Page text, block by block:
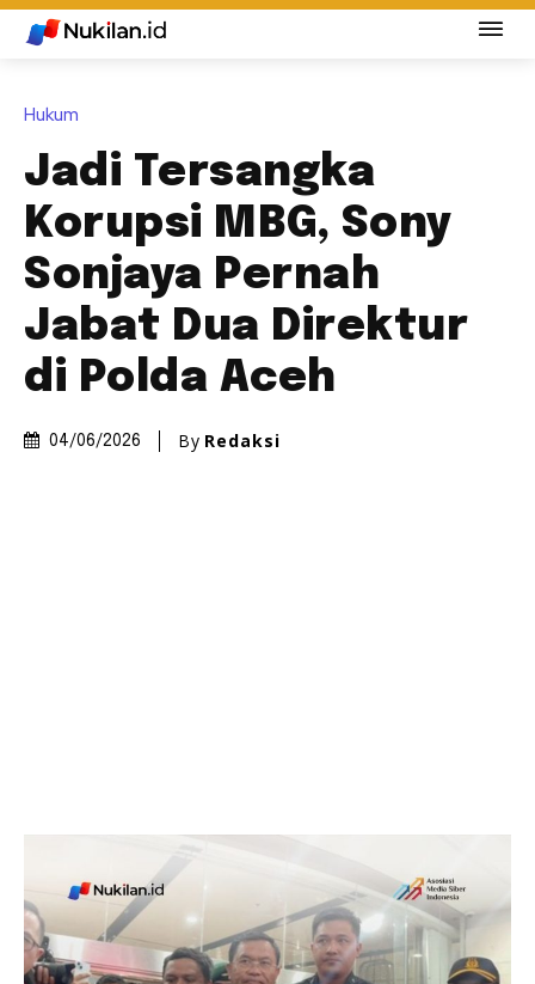
Hukum
Jadi Tersangka
Korupsi MBG, Sony
Sonjaya Pernah
Jabat Dua Direktur
di Polda Aceh
04/06/2026 By Redaksi